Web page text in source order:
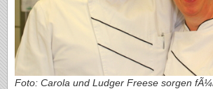
Foto: Carola und Ludger Freese sorgen